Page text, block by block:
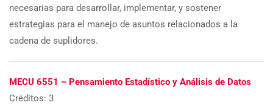
necesarias para desarrollar, implementar, y sostener
estrategias para el manejo de asuntos relacionados a la
cadena de suplidores.
MECU 6551 – Pensamiento Estadístico y Análisis de Datos
Créditos: 3